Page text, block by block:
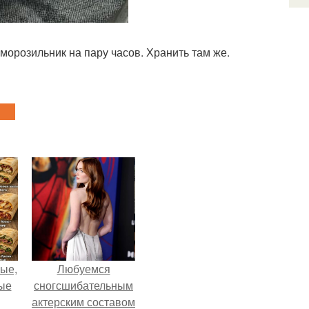
на пару часов. Хранить там же.
Любуемся
сногсшибательным
актерским составом